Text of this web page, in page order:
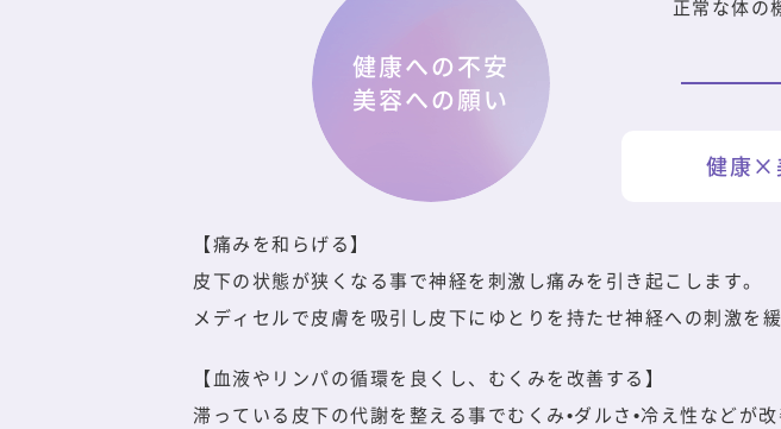
正常な体の
健康への不安
美容への願い
健康×
【痛みを和らげる】
皮下の状態が狭くなる事で神経を刺激し痛みを引き起こします。
メディセルで皮膚を吸引し皮下にゆとりを持たせ神経への刺激を緩
【血液やリンパの循環を良くし、むくみを改善する】
滞っている皮下の代謝を整える事でむくみ•ダルさ•冷え性などが